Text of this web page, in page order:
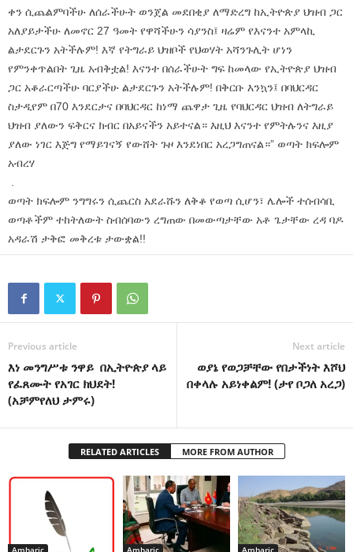
ቀን ሲጨልምባችሁ ለሰራችሁት ወንጀል መደበቂያ ለማድረግ ከኢትዮጵያ ህዝብ ጋር
አለያይታችሁ ለመኖር 27 ዓመት የዋሻችሁን ሳያንስ፤ ዛሬም የእናንተ አምላኪ
ልታደርጉን አትችሉም! እኛ የትግራይ ህዝቦች የህወሃት አሻንጉሊት ሆነን
የምንቀጥልበት ጊዜ አብቅቷል! እናንተ በሰራችሁት ግፍ ከመላው የኢትዮጵያ ህዝብ
ጋር አቆራርጣችሁ ባርያችሁ ልታደርጉን አትችሉም! በቅርቡ እንኳን፤ በባህርዳር
ስታዲየም በ70 እንደርታና በባህርዳር ከነማ ጨዋታ ጊዜ የባህርዳር ህዝብ ለትግራይ
ህዝብ ያለውን ፍቅርና ክብር በአይናችን አይተናል። እዚህ እናንተ የምትሉንና እዚያ
ያለው ነገር እጅግ የማይገናኝ የውሸት ጉዞ እንደነበር አረጋግጠናል።” ወጣት ክፍሎም
አብረሃ
ወጣት ክፍሎም ንግግሩን ሲጨርስ አደራሹን ለቅቆ የወጣ ሲሆን፣ ሌሎች ተሰብሳቢ
ወጣቶችም ተከትለውት ስብሰባውን ረግጠው በመውጣታቸው አቶ ጌታቸው ረዳ ባዶ
አዳራሽ ታቅፎ መቅረቱ ታውቋል!!
Previous article
እነ መንግሥቱ ንዋይ በኢትዮጵያ ላይ
የፈጸሙት የአገር ክህደት!
(አቻምየለህ ታምሩ)
Next article
ወያኔ የወጋቻቸው የበታችነት እሾህ
በቀላሉ አይነቀልም! (ታየ ቦጋለ አረጋ)
RELATED ARTICLES MORE FROM AUTHOR
Amharic Amharic Amharic